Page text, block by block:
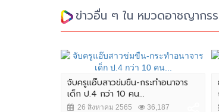
ข่าวอื่น ๆ ใน หมวดอาชญากร
จับครูแอ๊บสาวข่มขืน-กระทำอนาจาร
เด็ก ป.4 กว่า 10 คน...
26 สิงหาคม 2565 36,187